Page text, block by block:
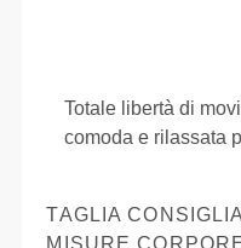
Totale libertà di
comoda e rilassata
TAGLIA
MISURE